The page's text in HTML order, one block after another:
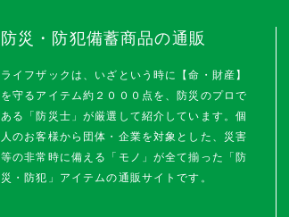
防災・防犯備蓄商品の通販
ライフザックは、いざという時に【命・財産】
を守るアイテム約２０００点を、防災のプロで
ある「防災士」が厳選して紹介しています。個
人のお客様から団体・企業を対象とした、災害
等の非常時に備える「モノ」が全て揃った「防
災・防犯」アイテムの通販サイトです。